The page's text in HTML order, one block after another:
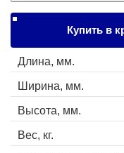
Купить в
Длина, мм.
Ширина, мм.
Высота, мм.
Вес, кг.